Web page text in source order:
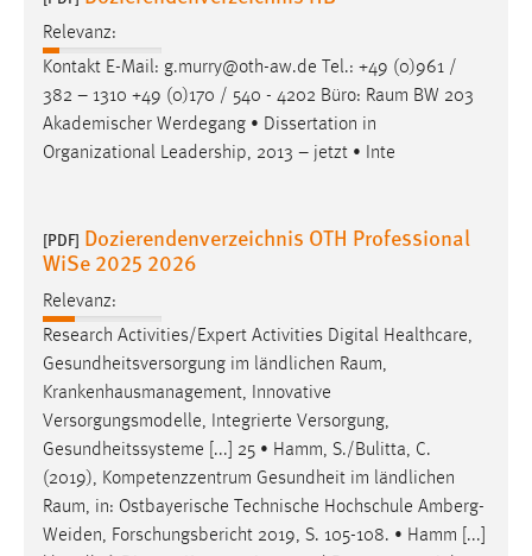
Relevanz:
Kontakt E-Mail: g.murry@oth-aw.de Tel.: +49 (0)961 /
382 – 1310 +49 (0)170 / 540 - 4202 Büro: Raum BW 203
Akademischer Werdegang • Dissertation in
Organizational Leadership, 2013 – jetzt • Inte
[PDF] Dozierendenverzeichnis OTH Professional
WiSe 2025 2026
Relevanz:
Research Activities/Expert Activities Digital Healthcare,
Gesundheitsversorgung im ländlichen Raum,
Krankenhausmanagement, Innovative
Versorgungsmodelle, Integrierte Versorgung,
Gesundheitssysteme [...] 25 • Hamm, S./Bulitta, C.
(2019), Kompetenzzentrum Gesundheit im ländlichen
Raum, in: Ostbayerische Technische Hochschule Amberg-
Weiden, Forschungsbericht 2019, S. 105-108. • Hamm [...]